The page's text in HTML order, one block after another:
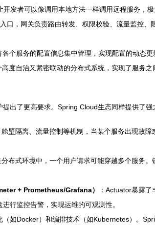
开发者可以像调用本地方法一样调用远程服务，
入口，网关负责路由转发、权限校验、流量监控
各个服务的配置信息集中管理，实现配置的动态
度自治又紧密联动的分布式系统，实现了服务之
出了更高要求。Spring Cloud生态同样提供了强
舱壁隔离、流量控制等机制，当某个服务出现故
分布式环境中，一个用户请求可能穿越多个服务
+ Prometheus/Grafana）
：Actuator暴露
行监控告警，实现运维的可观测性。
（如Docker）和编排技术（如Kubernetes）。